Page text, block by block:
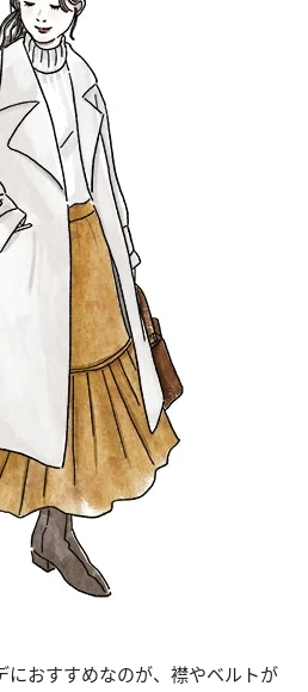
におすすめなのが、襟やベルトが